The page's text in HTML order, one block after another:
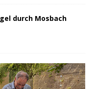
durch Mosbach